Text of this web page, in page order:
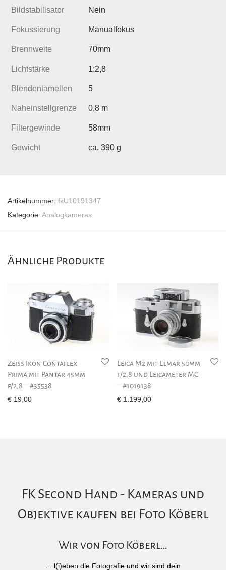
Bildstabilisator Nein
Fokussierung Manualfokus
Brennweite 70mm
Lichtstärke 1:2,8
Blendenlamellen 5
Naheinstellgrenze 0,8 m
Filtergewinde 58mm
Gewicht ca. 390 g
Artikelnummer: fkU10191347
Kategorie: Analogkameras
Ähnliche Produkte
Zeiss Ikon Contaflex
Prima mit Pantar 45mm
f/2,8 – #35538
€ 19,00
Leica M2 mit Elmar 50mm
f/2,8 und Leicameter MC
– #1019138
€ 1.199,00
FK Second Hand - Kameras und
Objektive kaufen bei Foto Köberl
Wir von Foto Köberl…
... l(i)eben die Fotografie und wir sind dein